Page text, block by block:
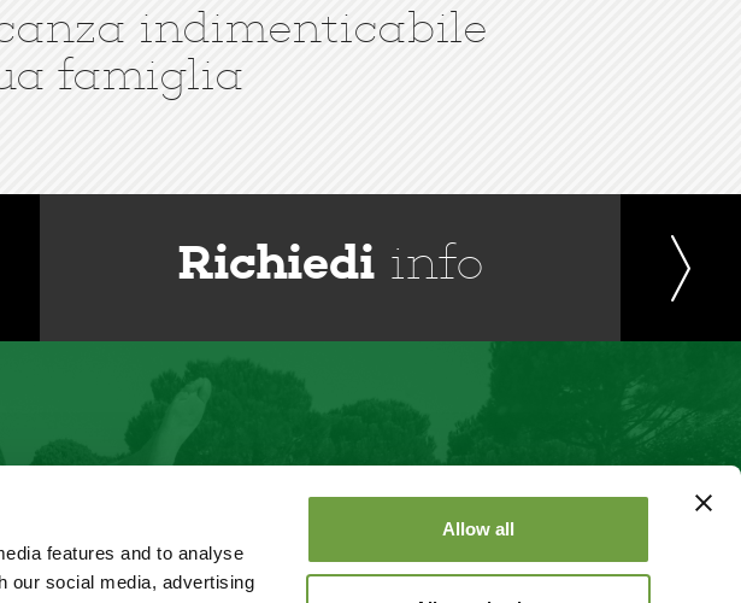
features and to analyse
our social media, advertising
Allow all
indimenticabile
famiglia
Richiedi info